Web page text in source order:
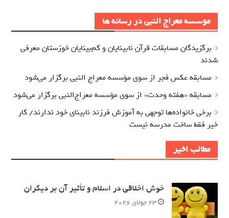
موسسه معراج النبی در رسانه ها
برگزيدگان مسابقات قرآن نابینایان و کم‌بینایان خوزستان معرفي
شدند
مسابقه عکس فجر از سوی مؤسسه معراج‌ النبی برگزار می‌شود
مسابقه «هفته وحدت» از سوی مؤسسه معراج‌النبی برگزار می‌شود
برخی خانواده‌ها توجهی به آموزش‌ فرزند نابینای خود ندارند/ کار
خیر فقط ساخت مدرسه نیست
مطالب اخیر
خوش اخلاقی در اسلام و تأثیر آن بر دیگران
23 جولای 2026